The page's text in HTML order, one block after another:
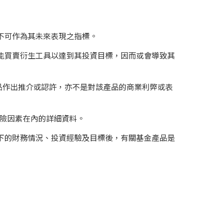
作為其未來表現之指標。
賣衍生工具以達到其投資目標，因而或會導致其
出推介或認許，亦不是對該產品的商業利弊或表
因素在內的詳細資料。
財務情況、投資經驗及目標後，有關基金產品是